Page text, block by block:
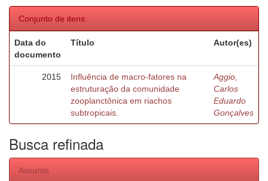
Conjunto de itens:
Data do
documento
Título Autor(es)
2015
Influência de macro-fatores na
estruturação da comunidade
zooplanctônica em riachos
subtropicais.
Aggio,
Carlos
Eduardo
Gonçalves
Busca refinada
Assunto